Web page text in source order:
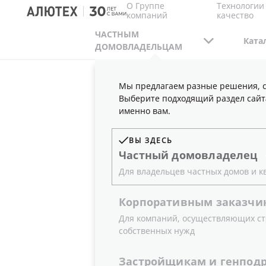
О Группе
компаний качество
ЧАСТНЫМ
ДОМОВЛАДЕЛЬЦАМ
Мы предлагаем разные решения,
Выберите подходящий раздел
именно вам.
ВЫ ЗДЕСЬ
Частный домовладелец
Для владельцев частных домов и
Корпоративным
Для компаний, осуществляющих
собственных нужд
Застройщикам и
ЧАСТНЫМ ДОМОВЛАДЕЛЬЦАМ
РАСШИРЕНИЕ АССОРТИМЕНТА СЭНДВИЧ-